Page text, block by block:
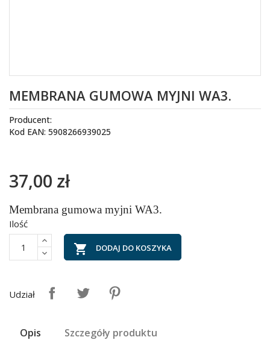
MEMBRANA GUMOWA MYJNI WA3.
Producent:
Kod EAN: 5908266939025
37,00 zł
Membrana gumowa myjni WA3.
Ilość
 DODAJ DO KOSZYKA
Udział
Opis Szczegóły produktu